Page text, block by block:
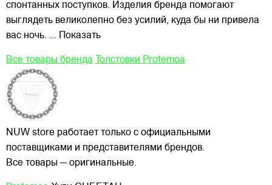
спонтанных поступков. Изделия бренда помогают
выглядеть великолепно без усилий, куда бы ни привела
вас ночь. ... Показать
Все товары бренда Толстовки Protemoa
NUW store работает только с официальными
поставщиками и представителями брендов.
Все товары — оригинальные.